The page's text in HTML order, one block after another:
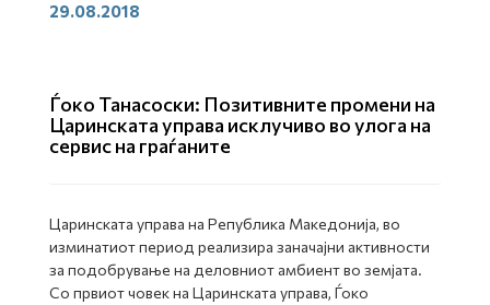
29.08.2018
Ѓоко Танасоски: Позитивните промени на
Царинската управа исклучиво во улога на
сервис на граѓаните
Царинската управа на Република Македонија, во
изминатиот период реализира заначајни активности
за подобрување на деловниот амбиент во земјата.
Со првиот човек на Царинската управа, Ѓоко